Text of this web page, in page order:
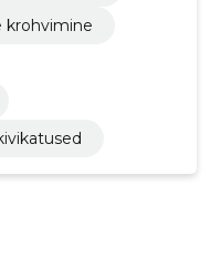
krohvimine